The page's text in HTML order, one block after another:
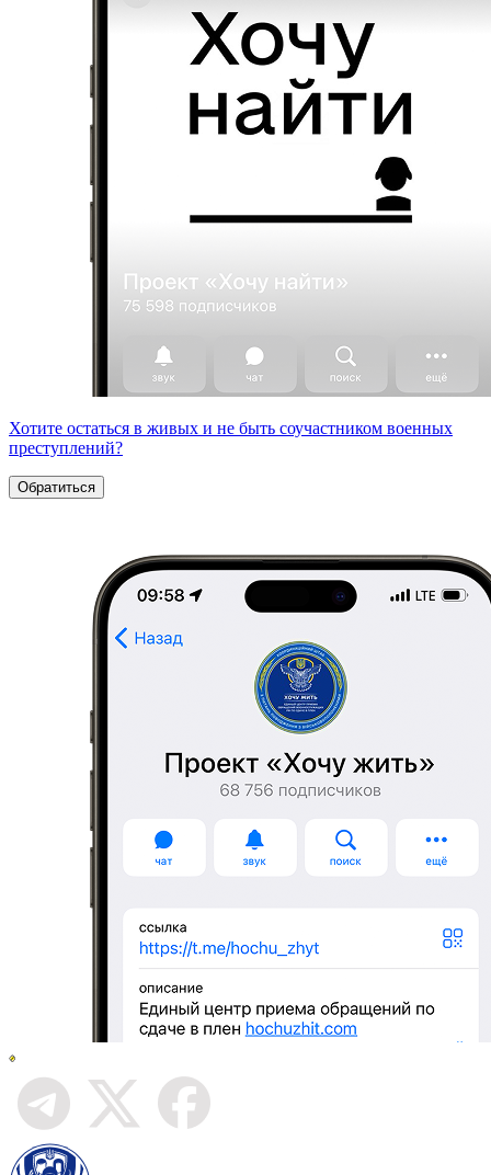
Хотите остаться в живых и не быть соучастником военных
преступлений?
Обратиться